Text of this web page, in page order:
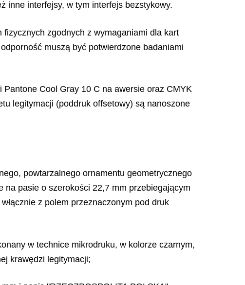
inne interfejsy, w tym interfejs bezstykowy.
fizycznych zgodnych z wymaganiami dla kart
muszą być potwierdzone badaniami
Cool Gray 10 C na awersie oraz CMYK
legitymacji (poddruk offsetowy) są nanoszone
powtarzalnego ornamentu geometrycznego
pasie o szerokości 22,7 mm przebiegającym
z polem przeznaczonym pod druk
w technice mikrodruku, w kolorze czarnym,
krawędzi legitymacji;